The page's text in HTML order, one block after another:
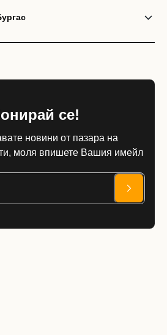
се!
новини от пазара на
моля впишете Вашия имейл